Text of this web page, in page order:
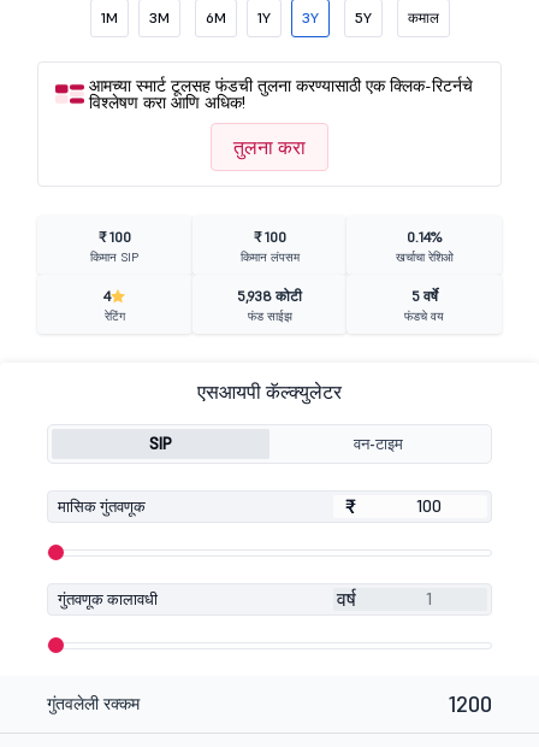
1M 3M 6M 1Y 3Y 5Y कमाल
आमच्या स्मार्ट टूलसह फंडची तुलना करण्यासाठी एक क्लिक-रिटर्नचे
विश्लेषण करा आणि अधिक!
तुलना करा
₹ 100
किमान SIP
₹ 100
किमान लंपसम
0.14%
खर्चाचा रेशिओ
4
रेटिंग
5,938 कोटी
फंड साईझ
5 वर्षे
फंडचे वय
एसआयपी कॅल्क्युलेटर
SIP वन-टाइम
मासिक गुंतवणूक ₹
₹
गुंतवणूक कालावधी वर्ष
गुंतवलेली रक्कम 1200